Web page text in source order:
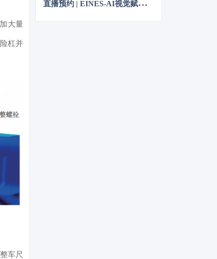
大量
杠并
车尺
直
播预约 | EINES-AI视觉赋能整车制造：焊装到总装的质量控制